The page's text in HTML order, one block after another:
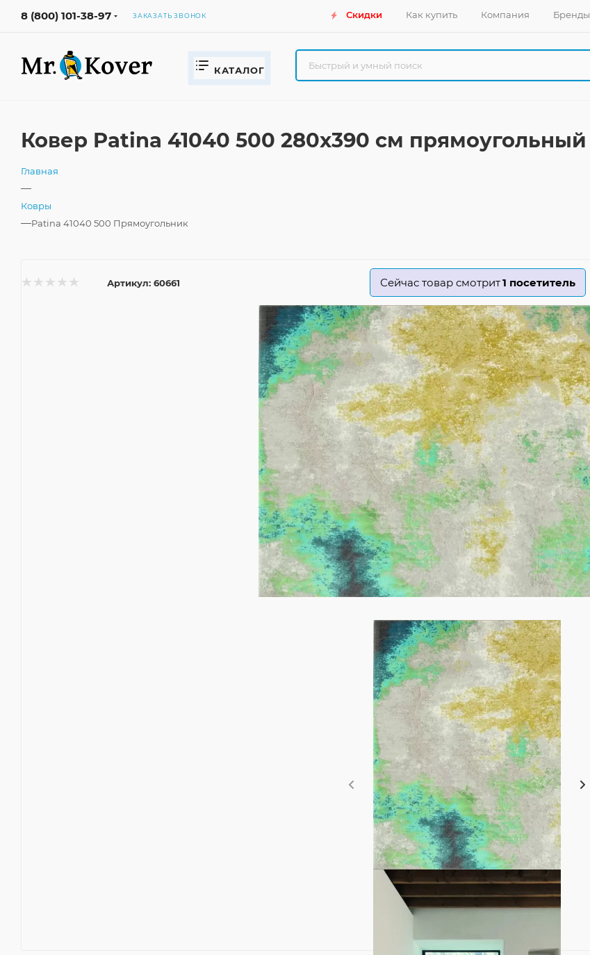
8 (800) 101-38-97 ЗАКАЗАТЬ ЗВОНОК Скидки Как купить Компания Бренды
КАТАЛОГ
Ковер Patina 41040 500 280x390 см прямоугольный
Главная
—
Ковры
—Patina 41040 500 Прямоугольник
Артикул: 60661 Сейчас товар смотрит1 посетитель